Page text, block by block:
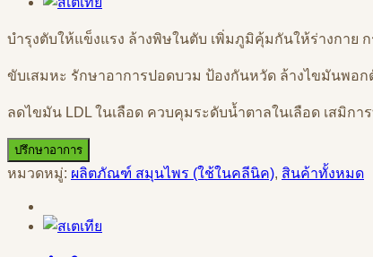
บำรุงตับให้แข็งแรง ล้างพิษในตับ เพิ่มภูมิคุ้มกันให้ร่างกาย
ขับเสมหะ รักษาอาการปอดบวม ป้องกันหวัด ล้างไขมันพอ
ลดไขมัน LDL ในเลือด ควบคุมระดับน้ำตาลในเลือด เสมิก
ปรึกษาอาการ
หมวดหมู่: ผลิตภัณฑ์ สมุนไพร (ใช้ในคลีนิค), สินค้าทั้งหมด